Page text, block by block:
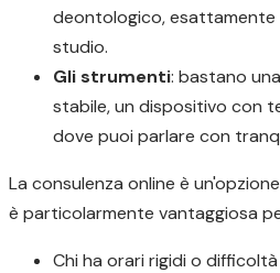
deontologico, esattamente
studio.
Gli strumenti: bastano
stabile, un dispositivo con
dove puoi parlare con
La consulenza online è
è particolarmente vantaggiosa
Chi ha orari rigidi o